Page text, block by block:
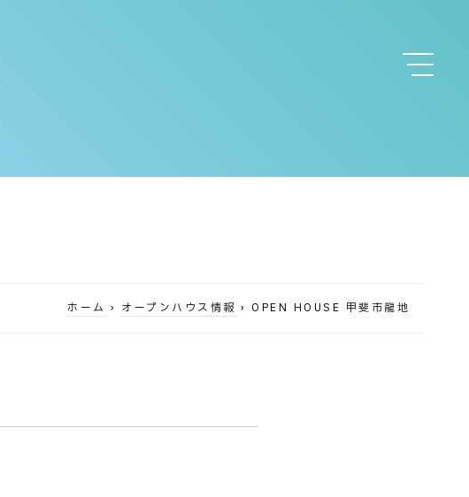
ホーム › オープンハウス情報 › OPEN HOUSE 甲斐市龍地